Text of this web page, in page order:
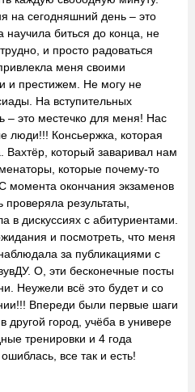
на сегодняшний день – это
научила биться до конца, не
и просто радоваться
меня своими
и престижем. Не могу не
На вступительных
– это местечко для меня! Нас
люди!!! Консьержка, которая
Вахтёр, который заваривал нам
которые почему-то
момента окончания экзаменов
результаты,
в дискуссиях с абитуриентами.
и посмотреть, что меня
за публикациями с
О, эти бесконечные посты
Неужели всё это будет и со
Впереди были первые шаги
другой город, учёба в универе
тренировки и 4 года
все так и есть!